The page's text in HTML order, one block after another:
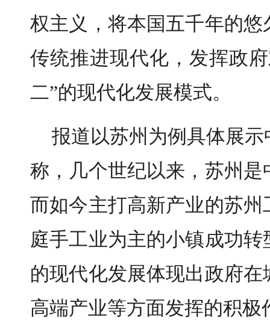
权主义，将本国五千年的
传统推进现代化，发挥政
二”的现代化发展模式。
报道以苏州为例具体展
称，几个世纪以来，苏州
而如今主打高新产业的苏
庭手工业为主的小镇成功
的现代化发展体现出政府
高端产业等方面发挥的积极